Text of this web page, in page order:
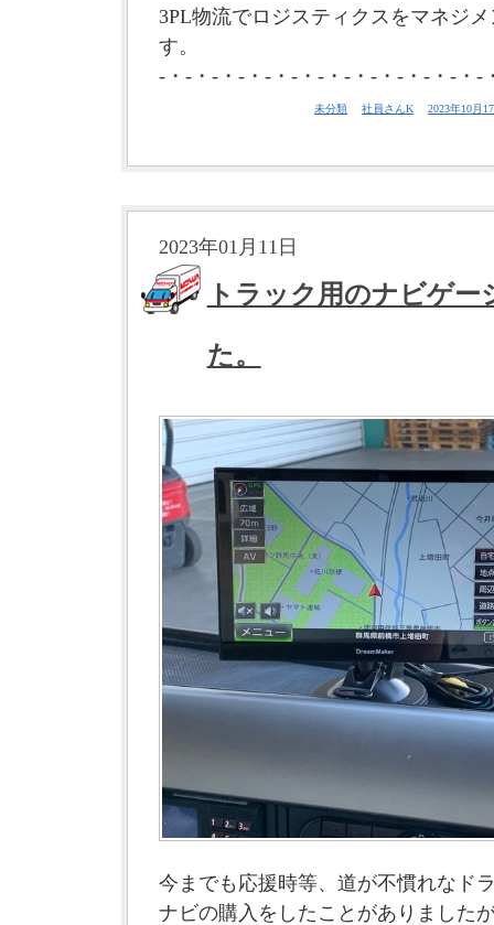
3PL物流でロジスティクスをマネジ
す。
-・-・-・-・-・-・-・-・-・-・-・-・-
未分類 社員さんK 2023年10月
2023年01月11日
トラック用のナビゲ
た。
今までも応援時等、道が不慣れなド
ナビの購入をしたことがありました